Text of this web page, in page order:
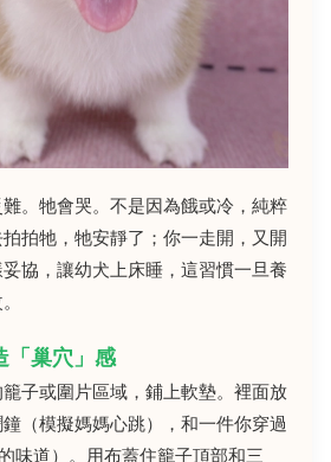
。牠會哭。不是因為餓或冷，純粹
拍牠，牠安靜了；你一走開，又開
協，讓幼犬上床睡，這習慣一旦養
「巢穴」感
子或圍片區域，鋪上軟墊。裡面放
（模擬媽媽心跳），和一件你穿過
味道）。用布蓋住籠子頂部和三